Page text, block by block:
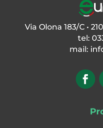
Via Olona 183/C •
tel:
mail: